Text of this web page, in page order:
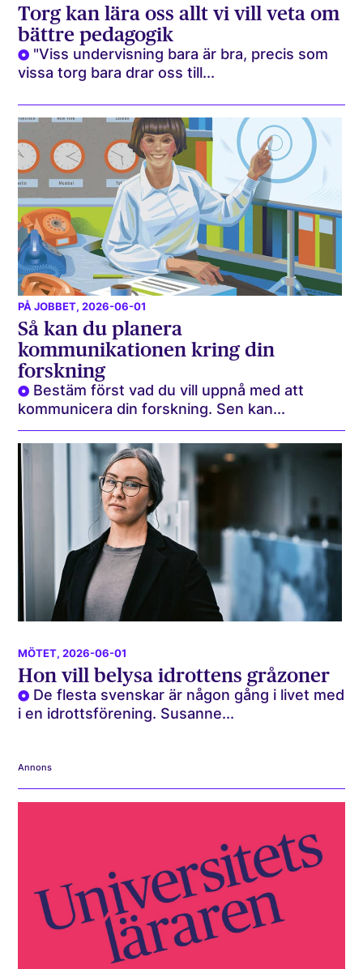
Torg kan lära oss allt vi vill veta om
bättre pedagogik
"Viss undervisning bara är bra, precis som
vissa torg bara drar oss till...
PÅ JOBBET, 2026-06-01
Så kan du planera
kommunikationen kring din
forskning
Bestäm först vad du vill uppnå med att
kommunicera din forskning. Sen kan...
MÖTET, 2026-06-01
Hon vill belysa idrottens gråzoner
De flesta svenskar är någon gång i livet med
i en idrottsförening. Susanne...
Annons